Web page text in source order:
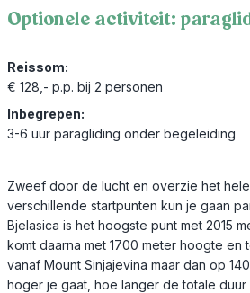
Optionele activiteit:
Reissom:
€ 128,- p.p. bij 2 personen
Inbegrepen:
3-6 uur paragliding onder begeleiding
Zweef door de lucht en overzie het
verschillende startpunten kun je gaan
Bjelasica is het hoogste punt met 2015
komt daarna met 1700 meter hoogte en
vanaf Mount Sinjajevina maar dan op
hoger je gaat, hoe langer de totale duur